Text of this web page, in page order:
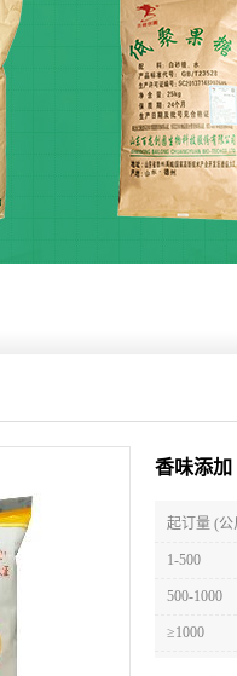
香味添加
起订量 (公
1-500
500-1000
≥1000